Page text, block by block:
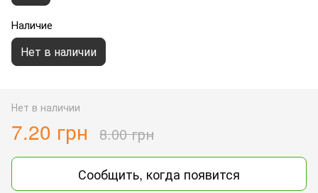
Наличие
Нет в наличии
Нет в наличии
7.20 грн 8.00 грн
Сообщить, когда появится